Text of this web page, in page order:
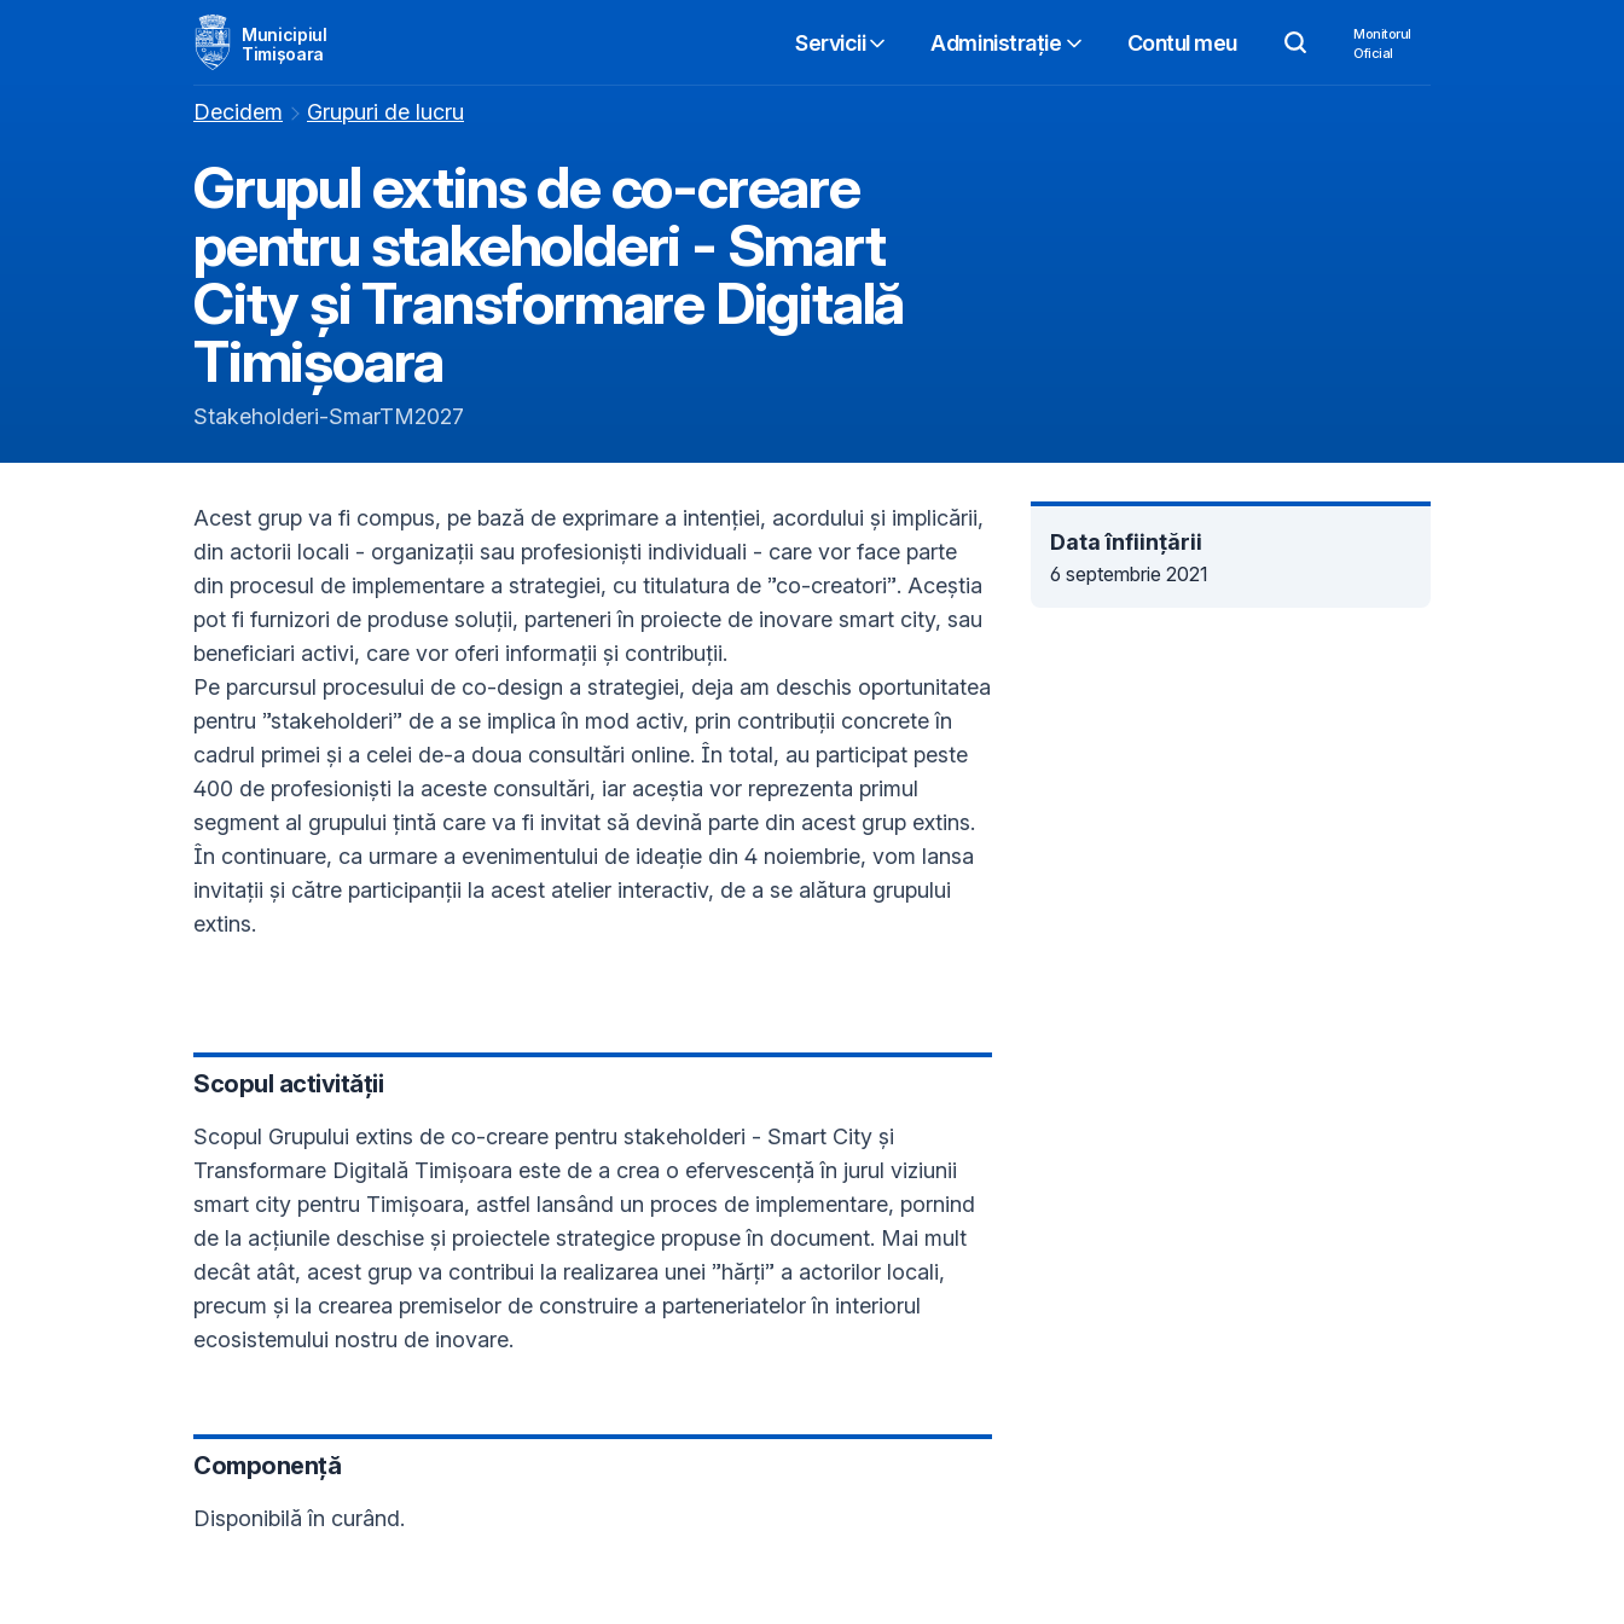
Municipiul
Timișoara
Servicii Administrație Contul meu
Monitorul
Oficial
Decidem Grupuri de lucru
Grupul extins de co-creare
pentru stakeholderi - Smart
City și Transformare Digitală
Timișoara
Stakeholderi-SmarTM2027
Acest grup va fi compus, pe bază de exprimare a intenției, acordului și implicării,
din actorii locali - organizații sau profesioniști individuali - care vor face parte
din procesul de implementare a strategiei, cu titulatura de ”co-creatori”. Aceștia
pot fi furnizori de produse soluții, parteneri în proiecte de inovare smart city, sau
beneficiari activi, care vor oferi informații și contribuții.
Pe parcursul procesului de co-design a strategiei, deja am deschis oportunitatea
pentru ”stakeholderi” de a se implica în mod activ, prin contribuții concrete în
cadrul primei și a celei de-a doua consultări online. În total, au participat peste
400 de profesioniști la aceste consultări, iar aceștia vor reprezenta primul
segment al grupului țintă care va fi invitat să devină parte din acest grup extins.
În continuare, ca urmare a evenimentului de ideație din 4 noiembrie, vom lansa
invitații și către participanții la acest atelier interactiv, de a se alătura grupului
extins.
Scopul activității
Scopul Grupului extins de co-creare pentru stakeholderi - Smart City și
Transformare Digitală Timișoara este de a crea o efervescență în jurul viziunii
smart city pentru Timișoara, astfel lansând un proces de implementare, pornind
de la acțiunile deschise și proiectele strategice propuse în document. Mai mult
decât atât, acest grup va contribui la realizarea unei ”hărți” a actorilor locali,
precum și la crearea premiselor de construire a parteneriatelor în interiorul
ecosistemului nostru de inovare.
Componență
Disponibilă în curând.
Data înființării
6 septembrie 2021